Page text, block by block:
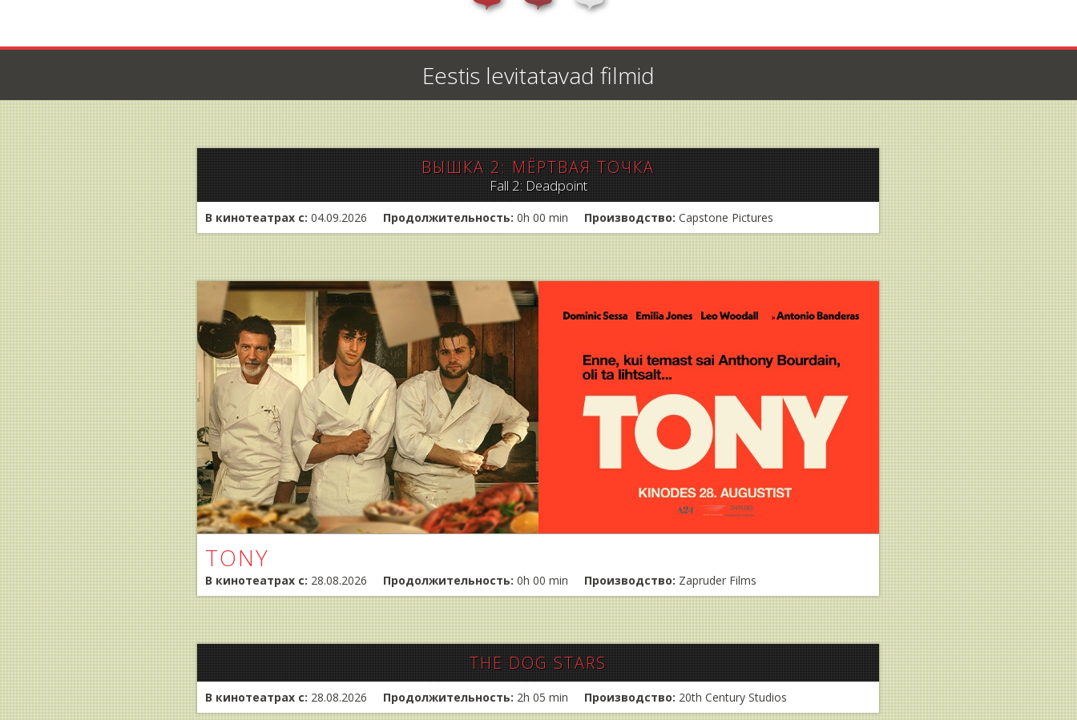
Eestis levitatavad filmid
ВЫШКА 2: МЁРТВАЯ ТОЧКА
Fall 2: Deadpoint
В кинотеатрах с: 04.09.2026 Продолжительность: 0h 00 min Производство: Capstone Pictures
TONY
В кинотеатрах с: 28.08.2026 Продолжительность: 0h 00 min Производство: Zapruder Films
THE DOG STARS
В кинотеатрах с: 28.08.2026 Продолжительность: 2h 05 min Производство: 20th Century Studios